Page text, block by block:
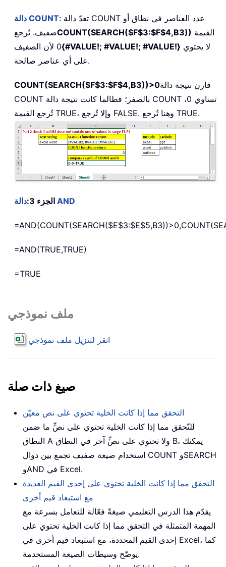
دالة COUNT: تعدّ دالة COUNT عدد العناصر في نطاق أو
صفيف. تُرجعCOUNT(SEARCH($F$3:$F$4,B3))
0 لأن الصفيف{#VALUE!; #VALUE!; #VALUE!}
على أي عناصر صالحة.
COUNT(SEARCH($F$3:$F$4,B3))>0قارن نتيجة دالة
COUNT بالصفر؛ فطالما كانت نتيجة دالة COUNT تساوي 0،
تُرجع القيمة TRUE، وإلا تُرجع FALSE. وهنا تُرجع TRUE.
الجزء 3: دالة AND
=AND(TRUE,TRUE)
=TRUE
ملف نموذجي
انقر لتنزيل ملف نموذجي
صيغ ذات صلة
التحقق مما إذا كانت الخلية تحتوي على نص معيّن
للتّحقق مما إذا كانت الخلية تحتوي على نصٍّ ما ضمن
النطاق A ولا تحتوي على نصٍّ آخر في النطاق B، يمكنك
استخدام صيغة صفيف تجمع بين دوال COUNT وSEARCH
وAND في Excel.
التحقق مما إذا كانت الخلية تحتوي على إحدى القيم العديدة
مع استبعاد قيم أخرى
يقدّم هذا الدرس التعليمي صيغةً فعّالة للتعامل بسرعة مع
المهمة المتمثلة في التحقق مما إذا كانت الخلية تحتوي على
إحدى القيم المحددة، مع استبعاد قيم أخرى في Excel، كما
يوضّح وسيطات الصيغة المستخدمة.